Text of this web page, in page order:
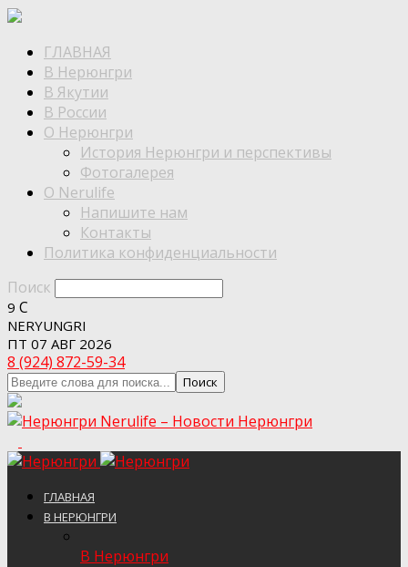
ГЛАВНАЯ
В Нерюнгри
В Якутии
В России
О Нерюнгри
История Нерюнгри и перспективы
Фотогалерея
О Nerulife
Напишите нам
Контакты
Политика конфиденциальности
Поиск
9 C
NERYUNGRI
ПТ 07 АВГ 2026
8 (924) 872-59-34
Nerulife – Новости Нерюнгри
ГЛАВНАЯ
В НЕРЮНГРИ
В Нерюнгри